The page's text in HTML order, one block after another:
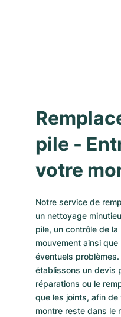
pile -
votre
Notre service de
un nettoyage
pile, un contrôle de
mouvement ainsi
éventuels
établissons un devis
réparations ou le
que les joints, afin
montre reste dans le